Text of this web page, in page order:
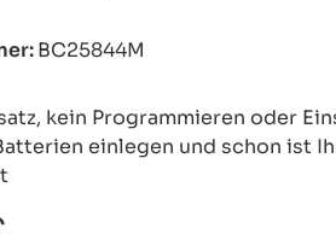
BC25844M
kein Programmieren oder
einlegen und schon ist